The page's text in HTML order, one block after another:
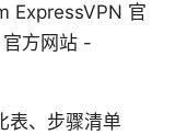
ExpressVPN 官
方网站 -
表、步骤清单